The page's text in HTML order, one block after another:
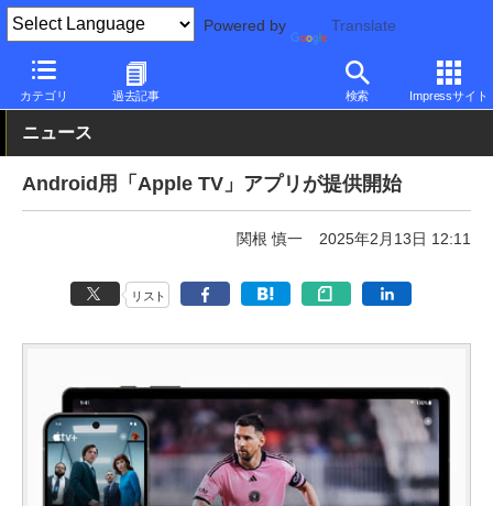
Powered by Translate
カテゴリ 過去記事 検索 Impressサイト
PC Watch ソフトウェア/アプリ その他
ニュース
Android用「Apple TV」アプリが提供開始
関根 慎一 2025年2月13日 12:11
リスト